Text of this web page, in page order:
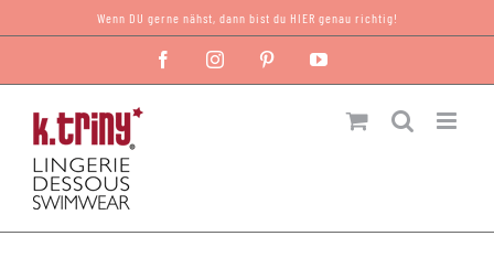
Inhalt
Wenn DU gerne nähst, dann bist du HIER genau richtig!
FacebookInstagramPinterest